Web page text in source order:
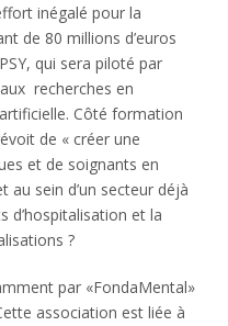
inégalé pour la
de 80 millions d’euros
qui sera piloté par
recherches en
Côté formation
de « créer une
et de soignants en
au sein d’un secteur déjà
d’hospitalisation et la
?
par «FondaMental»
association est liée à